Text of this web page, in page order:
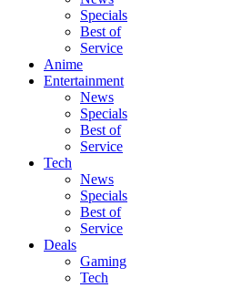
Specials
Best of
Service
Anime
Entertainment
News
Specials
Best of
Service
Tech
News
Specials
Best of
Service
Deals
Gaming
Tech